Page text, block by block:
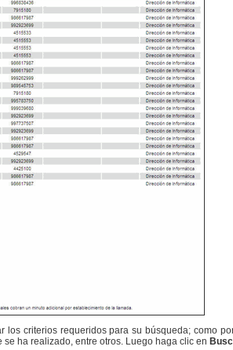
criterios requeridos para su búsqueda; como
ha realizado, entre otros. Luego haga clic en